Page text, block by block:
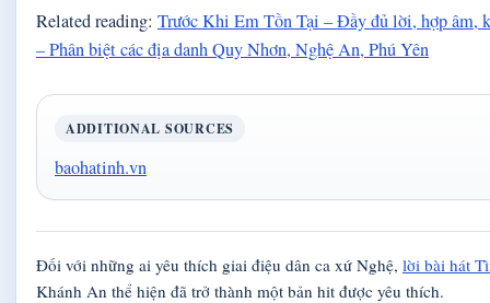
Related reading: Trước Khi Em Tồn Tại – Đầy đủ lời, hợp âm,
– Phân biệt các địa danh Quy Nhơn, Nghệ An, Phú Yên
ADDITIONAL SOURCES
baohatinh.vn
Đối với những ai yêu thích giai điệu dân ca xứ Nghệ, lời bài hát
Khánh An thể hiện đã trở thành một bản hit được yêu thích.